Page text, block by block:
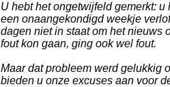
U hebt het ongetwijfeld gemerkt:
een onaangekondigd weekje
dagen niet in staat om het nieuws
fout kon gaan, ging ook wel fout.
Maar dat probleem werd gelukkig
bieden u onze excuses aan voor